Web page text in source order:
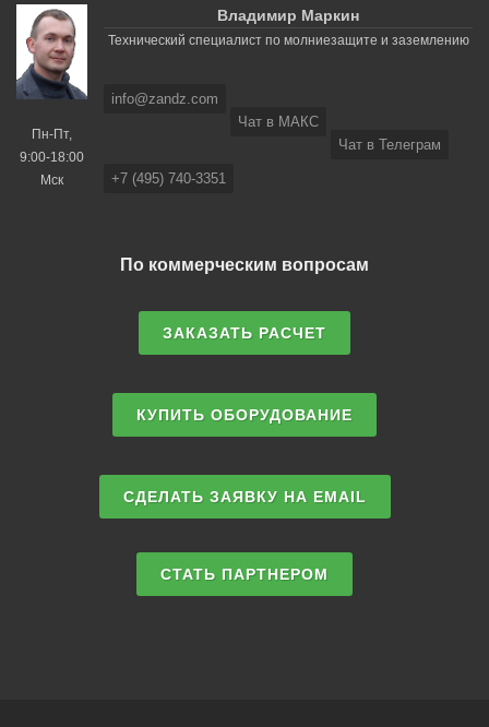
Пн-Пт,
9:00-18:00
Мск
Владимир Маркин
Технический специалист по молниезащите и заземлению
info@zandz.com
Чат в МАКС
Чат в Телеграм
+7 (495) 740-3351
По коммерческим вопросам
ЗАКАЗАТЬ РАСЧЕТ
КУПИТЬ ОБОРУДОВАНИЕ
СДЕЛАТЬ ЗАЯВКУ НА EMAIL
СТАТЬ ПАРТНЕРОМ